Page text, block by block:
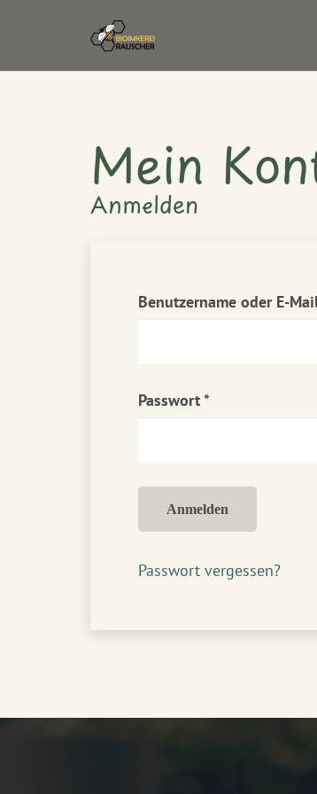
Mein
Anmelden
Benutzername oder E-
Passwort*
Anmelden
Passwort vergessen?